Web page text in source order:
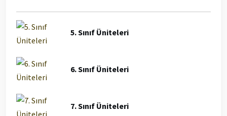
5. Sınıf Üniteleri
6. Sınıf Üniteleri
7. Sınıf Üniteleri